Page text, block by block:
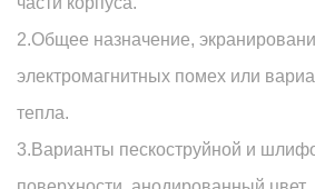
2.Общее назначение,
электромагнитных помех или
тепла.
3.Варианты пескоструйной и